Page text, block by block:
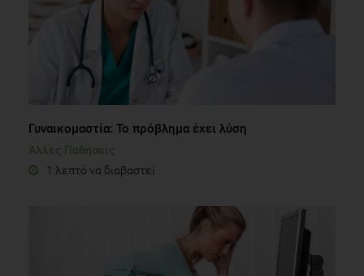
Γυναικομαστία: Το πρόβλημα έχει λύση
Άλλες Παθήσεις
1 λεπτό να διαβαστεί